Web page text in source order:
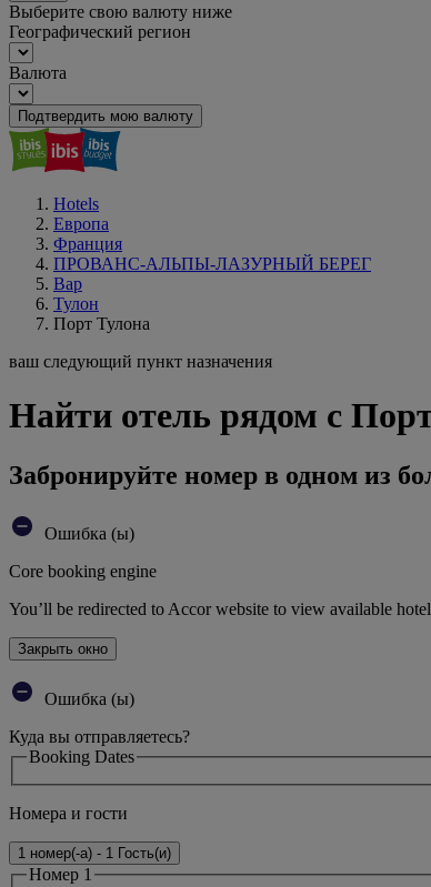
Выберите свою валюту ниже
Географический регион
Валюта
Подтвердить мою валюту
Hotels
Европа
Франция
ПРОВАНС-АЛЬПЫ-ЛАЗУРНЫЙ БЕРЕГ
Вар
Тулон
Порт Тулона
ваш следующий пункт назначения
Найти отель рядом с
Забронируйте номер в одном из
Ошибка (ы)
Core booking engine
You’ll be redirected to Accor website to view available
Закрыть окно
Ошибка (ы)
Куда вы отправляетесь?
Booking Dates
Номера и гости
1 номер(-а) - 1 Гость(и)
Номер 1